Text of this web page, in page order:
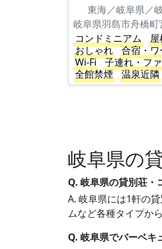
東海／岐阜県／
岐阜県羽島市舟橋町
コンドミニアム
おしゃれ
合宿・
Wi-Fi
子連れ・フ
全館禁煙
温泉近隣
岐阜県の
Q. 岐阜県の貸別荘・
A. 岐阜県には1軒の
ムなど各種タイプか
Q. 岐阜県でバーベキ